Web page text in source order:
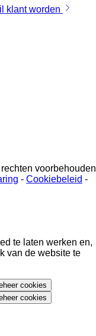
klant worden
voorbehouden
- Cookiebeleid -
te laten werken en,
van de website te
cookies
cookies